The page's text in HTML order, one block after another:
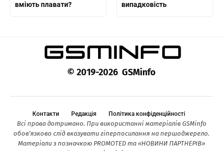
вміють плавати?
випадковість
© 2019-2026 GSMinfo
Контакти Редакція Політика конфіденційності
Всі права дотримано. При використанні матеріалів GSMinfo
обов’язково слід вказувати гіперпосилання на першоджерело.
Матеріали з позначкою PROMOTED та «НОВИНИ ПАРТНЕРІВ»